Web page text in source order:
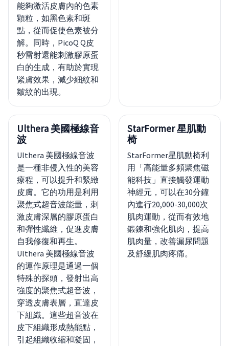
能夠激活皮膚內的色素
顆粒，如黑色素和斑
點，從而促使色素被分
解。同時，PicoQ Q皮
秒雷射還能刺激膠原蛋
白的生成，有助於實現
緊膚效果，減少細紋和
皺紋的出現。
Ulthera 美國極線音
波
Ulthera 美國極線音波
是一種非侵入性的美容
療程，可以提升和緊緻
皮膚。它的功用是利用
聚焦式超音波能量，刺
激皮膚深層的膠原蛋白
和彈性纖維，促進皮膚
自我修復和再生。
Ulthera 美國極線音波
的運作原理是通過一個
特殊的探頭，發射出高
強度的聚焦式超音波，
穿透皮膚表層，直達皮
下組織。這些超音波在
皮下組織形成熱能點，
引起組織收縮和凝固，
StarFormer 星肌動
椅
StarFormer星肌動椅利
用「高能量多頻聚焦磁
能科技」直接觸發運動
神經元，可以在30分鐘
內進行20,000-30,000次
肌肉運動，從而有效地
鍛鍊和強化肌肉，提高
肌肉量，改善漏尿問題
及舒緩肌肉疼痛。